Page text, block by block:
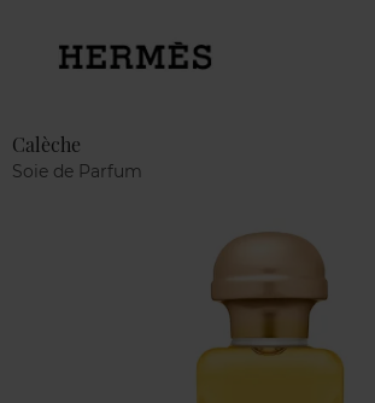
Calèche
Soie de Parfum